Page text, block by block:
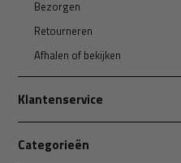
Bezorgen
Retourneren
Afhalen of bekijken
Klantenservice
Categorieën